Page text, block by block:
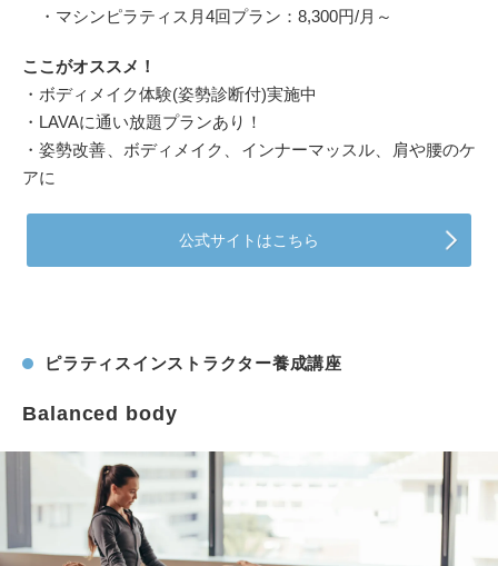
・マシンピラティス月4回プラン：8,300円/月～
ここがオススメ！
・ボディメイク体験(姿勢診断付)実施中
・LAVAに通い放題プランあり！
・姿勢改善、ボディメイク、インナーマッスル、肩や腰のケ
アに
公式サイトはこちら
ピラティスインストラクター養成講座
Balanced body